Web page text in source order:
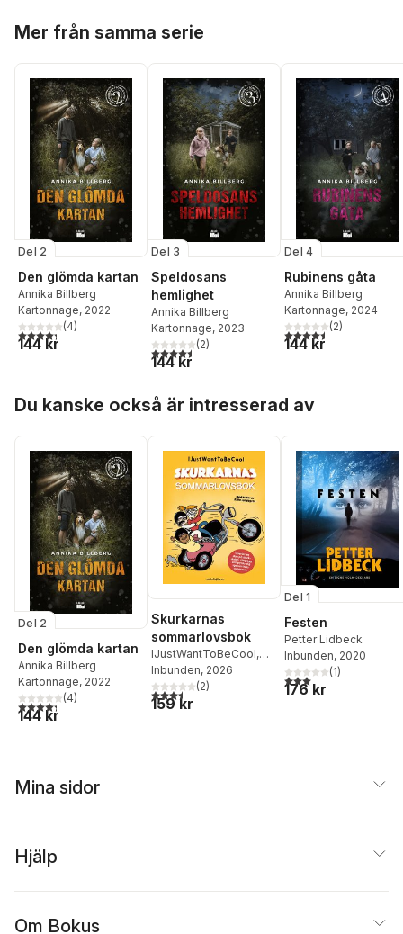
Mer från samma serie
Del 2
Den glömda kartan
Annika Billberg
Kartonnage, 2022
4,3utav 5 stjärnor. Totalt antal röster:
(4)
144 kr
Del 3
Speldosans
hemlighet
Annika Billberg
Kartonnage, 2023
4,5utav 5 stjärnor. Totalt antal röster:
(2)
144 kr
Del 4
Rubinens gåta
Annika Billberg
Kartonnage, 2024
4,5utav 5 stjärnor.
(2)
144 kr
Du kanske också är intresserad av
Del 2
Den glömda kartan
Annika Billberg
Kartonnage, 2022
4,3utav 5 stjärnor. Totalt antal röster:
(4)
144 kr
Skurkarnas
sommarlovsbok
IJustWantToBeCool,
Joel Adolphson
Ejdemo Beer
Beer
Inbunden, 2026
3,5utav 5 stjärnor. Totalt antal röster:
(2)
159 kr
Del 1
Festen
Petter Lidbeck
Inbunden, 2020
3,0utav 5 stjärnor.
(1)
176 kr
Mina sidor
Hjälp
Om Bokus